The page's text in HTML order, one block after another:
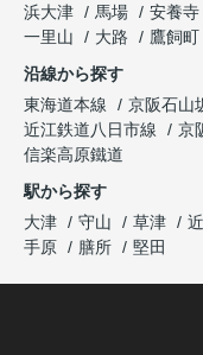
浜大津
馬場 安養寺
一里山
大路
鷹飼町
沿線から探す
東海道本線
京阪石山
近江鉄道八日市線
京
信楽高原鐵道
駅から探す
大津
守山 草津
手原
膳所 堅田